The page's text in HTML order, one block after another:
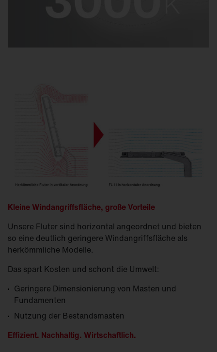
Kleine Windangriffsfläche, große Vorteile
Unsere Fluter sind horizontal angeordnet und bieten
so eine deutlich geringere Windangriffsfläche als
herkömmliche Modelle.
Das spart Kosten und schont die Umwelt:
Geringere Dimensionierung von Masten und
Fundamenten
Nutzung der Bestandsmasten
Effizient. Nachhaltig. Wirtschaftlich.